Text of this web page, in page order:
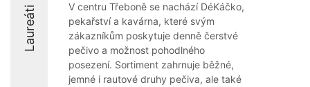
Laureáti
V centru Třeboně se nachází DéKáčko,
pekařství a kavárna, které svým
zákazníkům poskytuje denně čerstvé
pečivo a možnost pohodlného
posezení. Sortiment zahrnuje běžné,
jemné i rautové druhy pečiva, ale také